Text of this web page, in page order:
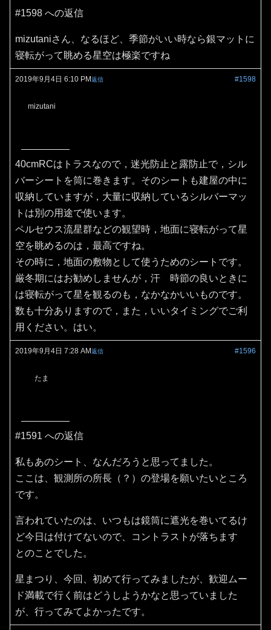
#1598 への返信
mizutaniさん、なるほど、季節がいい時なら銀マットに
寝転がって眺める星空は極楽ですね
2019年9月4日 6:10 PM #1598
返信
mizutani
40cmRCはトラスなので，迷光防止と露防止で，シル
バーシートを筒に巻きます。そのシートも建屋の中に
収納していますが，大量に収納しているシルバーマッ
トは別の用途で使います。
ペルセウス流星群などの観望時，地面に寝転がって星
空を眺めるのは，最高ですね。
その時に，地面の敷物として使うためのシートです。
厳冬期にはお勧めしませんが，汗 時節の良いときに
は寝転がって星を観るのも，なかなかいいものです。
数も十分ありますので，また，いいタイミングでご利
用ください。はい。
2019年9月4日 7:28 AM #1596
返信
たま
#1591 への返信
私もあのシート、なんだろうと思ってました。
ここは、観測所の所長（？）の登場を願いたいところ
です。
言われていたのは、いつもは鏡筒に遮光を巻いてるけ
ど今日は付けてないので、コントラストが落ちます
とのことでした。
星まつり、今回、初めて行ってみましたが、歓迎ムー
ド満載で行く前はどうしようかなと思っていました
が、行ってみてよかったです。